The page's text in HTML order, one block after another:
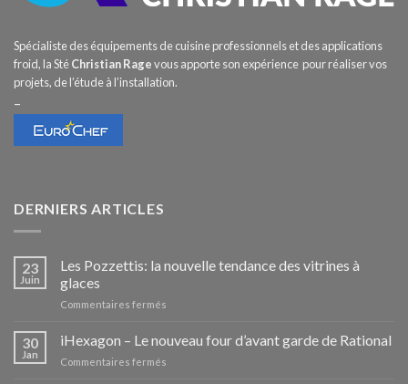
Spécialiste des équipements de cuisine professionnels et des applications
froid, la StéChristian Ragevous apporte son expérience pour réaliser vos
projets, de l’étude à l’installation.
–
DERNIERS ARTICLES
23
Juin
Les Pozzettis: la nouvelle tendance des vitrines à
glaces
Commentaires fermés
Pozzettis:
la
30
Jan
iHexagon – Le nouveau four d’avant garde de Rational
Commentaires fermés